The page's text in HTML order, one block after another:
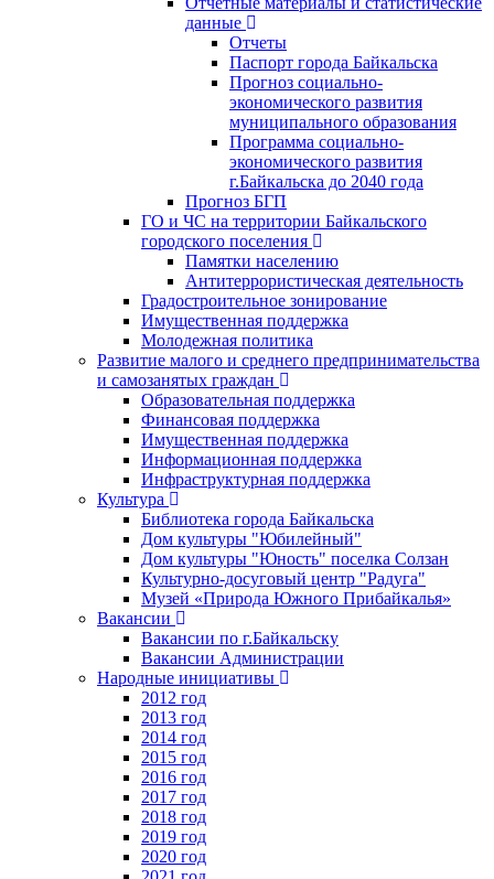
данные
Отчеты
Паспорт города Байкальска
Прогноз социально-
экономического развития
муниципального образования
Программа социально-
экономического развития
г.Байкальска до 2040 года
Прогноз БГП
ГО и ЧС на территории Байкальского
городского поселения
Памятки населению
Антитеррористическая деятельность
Градостроительное зонирование
Имущественная поддержка
Молодежная политика
Развитие малого и среднего предпринимательства
и самозанятых граждан
Образовательная поддержка
Финансовая поддержка
Имущественная поддержка
Информационная поддержка
Инфраструктурная поддержка
Культура
Библиотека города Байкальска
Дом культуры "Юбилейный"
Дом культуры "Юность" поселка Солзан
Культурно-досуговый центр "Радуга"
Музей «Природа Южного Прибайкалья»
Вакансии
Вакансии по г.Байкальску
Вакансии Администрации
Народные инициативы
2012 год
2013 год
2014 год
2015 год
2016 год
2017 год
2018 год
2019 год
2020 год